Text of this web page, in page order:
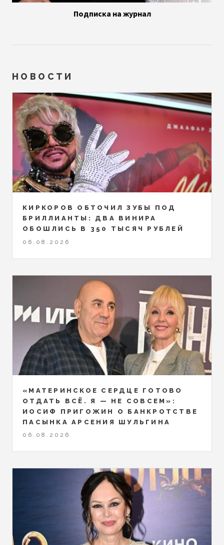
Подписка на журнал
НОВОСТИ
КИРКОРОВ ОБТОЧИЛ ЗУБЫ ПОД
БРИЛЛИАНТЫ: ДВА ВИНИРА
ОБОШЛИСЬ В 350 ТЫСЯЧ РУБЛЕЙ
06.08.2026
«МАТЕРИНСКОЕ СЕРДЦЕ ГОТОВО
ОТДАТЬ ВСЁ. Я — НЕ СОВСЕМ»:
ИОСИФ ПРИГОЖИН О БАНКРОТСТВЕ
ПАСЫНКА АРСЕНИЯ ШУЛЬГИНА
06.08.2026